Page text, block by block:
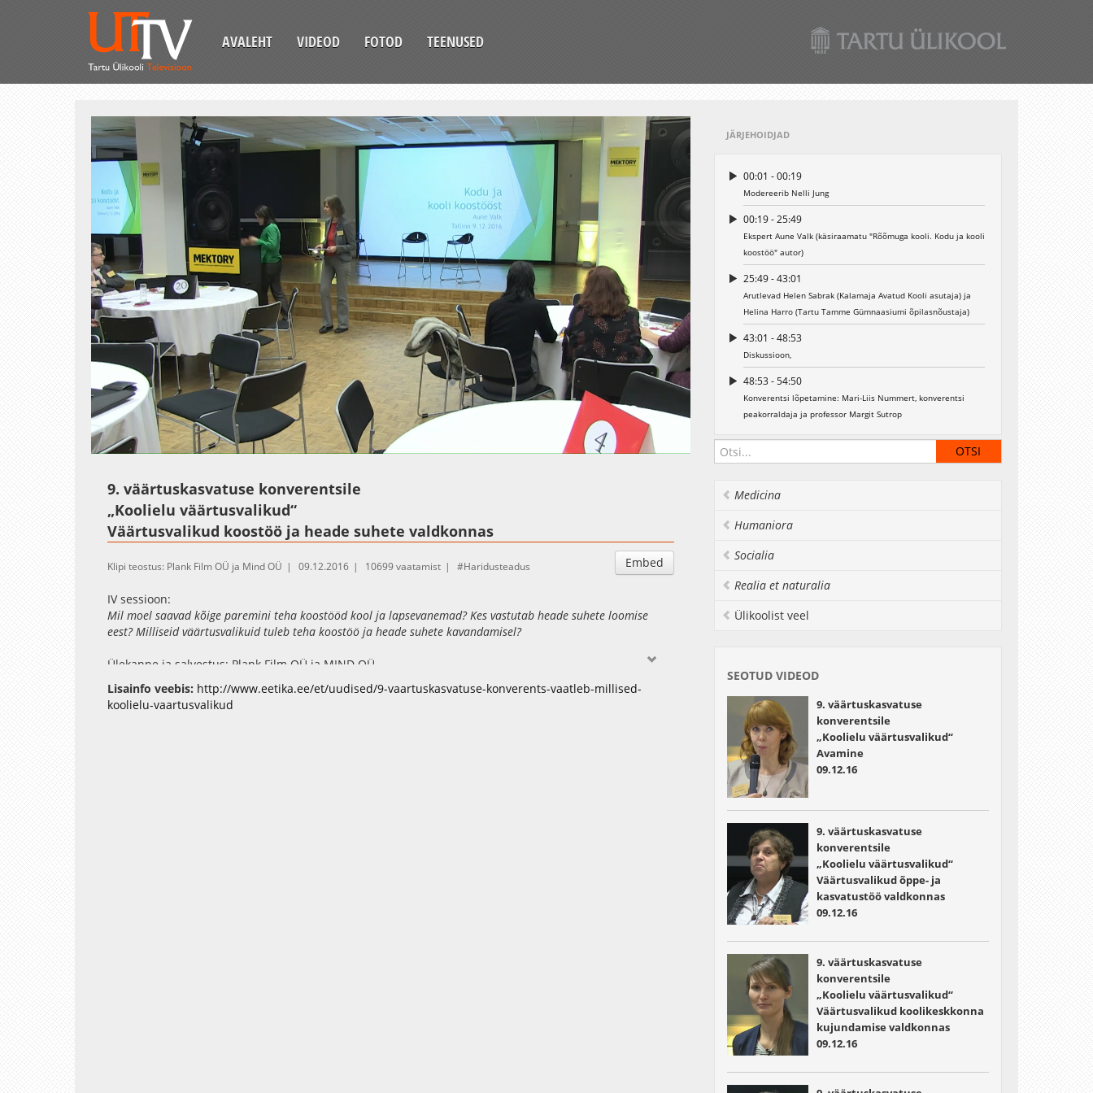
AVALEHT VIDEOD FOTOD TEENUSED
Unmute Loaded:
1.52%
Esituskiirused
Auto
9. väärtuskasvatuse konverentsile
„Koolielu väärtusvalikud“
Väärtusvalikud koostöö ja heade suhete valdkonnas
Embed
Klipi teostus: Plank Film OÜ ja Mind OÜ 09.12.2016 10699 vaatamist Haridusteadus
IV sessioon:
Mil moel saavad kõige paremini teha koostööd kool ja lapsevanemad? Kes vastutab heade suhete loomise
eest? Milliseid väärtusvalikuid tuleb teha koostöö ja heade suhete kavandamisel?
Ülekanne ja salvestus: Plank Film OÜ ja MIND OÜ
Lisainfo veebis: http://www.eetika.ee/et/uudised/9-vaartuskasvatuse-konverents-vaatleb-millised-
koolielu-vaartusvalikud
JÄRJEHOIDJAD
00:01 - 00:19
Modereerib Nelli Jung
00:19 - 25:49
Ekspert Aune Valk (käsiraamatu "Rõõmuga kooli. Kodu ja kooli
koostöö" autor)
25:49 - 43:01
Arutlevad Helen Sabrak (Kalamaja Avatud Kooli asutaja) ja
Helina Harro (Tartu Tamme Gümnaasiumi õpilasnõustaja)
43:01 - 48:53
Diskussioon,
48:53 - 54:50
Konverentsi lõpetamine: Mari-Liis Nummert, konverentsi
peakorraldaja ja professor Margit Sutrop
Medicina
Humaniora
Socialia
Realia et naturalia
Ülikoolist veel
SEOTUD VIDEOD
9. väärtuskasvatuse
konverentsile
„Koolielu väärtusvalikud“
Avamine
09.12.16
9. väärtuskasvatuse
konverentsile
„Koolielu väärtusvalikud“
Väärtusvalikud õppe- ja
kasvatustöö valdkonnas
09.12.16
9. väärtuskasvatuse
konverentsile
„Koolielu väärtusvalikud“
Väärtusvalikud koolikeskkonna
kujundamise valdkonnas
09.12.16